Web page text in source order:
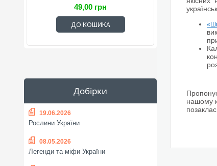
49,00 грн
ДО КОШИКА
Добірки
19.06.2026
Рослини України
08.05.2026
Легенди та міфи України
нашому